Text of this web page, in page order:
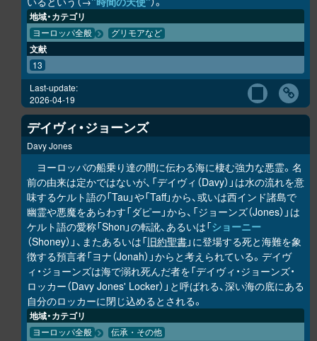
地域・カテゴリ
ヨーロッパ全般 グリモアなど
文献
13
Last-update:
2026-04-19
デイヴィ・ジョーンズ
Davy Jones
ヨーロッパの船乗り達の間に伝わる海に棲む強力な悪霊。名
前の由来は定かではないが、「デイヴィ（Davy）」は水の流れを意
味するケルト語の「Tau」や「Taff」から、或いは西インド諸島で
幽霊や悪魔をあらわす「ダピー」から、「ジョーンズ（Jones）」は
ケルト語の愛称「Shon」の転訛、あるいは「ショーニー
（Shoney）」、またあるいは「旧約聖書」に登場する死と海難を象
徴する預言者「ヨナ（Jonah）」からと考えられている。デイヴ
ィ・ジョーンズは海で溺れ死んだ者を「デイヴィ・ジョーンズ・
ロッカー（Davy Jones' Locker）」と呼ばれる、深い海の底にある
自分のロッカーに閉じ込めるとされる。
地域・カテゴリ
ヨーロッパ全般 伝承・その他